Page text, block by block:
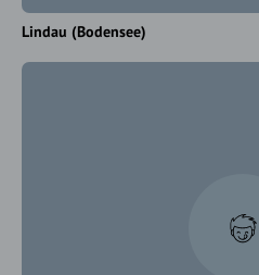
Lindau (Bodensee)